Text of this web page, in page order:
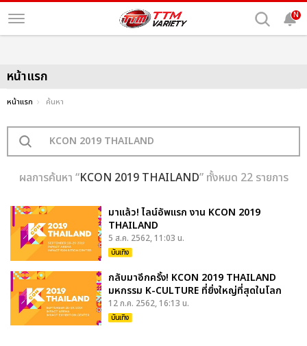
N
หน้าแรก
หน้าแรก ค้นหา
ผลการค้นหา “KCON 2019 THAILAND” ทั้งหมด 22 รายการ
มาแล้ว! ไลน์อัพแรก งาน KCON 2019
THAILAND
5 ส.ค. 2562, 11:03 น.
บันเทิง
กลับมาอีกครั้ง! KCON 2019 THAILAND
มหกรรม K-CULTURE ที่ยิ่งใหญ่ที่สุดในโลก
12 ก.ค. 2562, 16:13 น.
บันเทิง